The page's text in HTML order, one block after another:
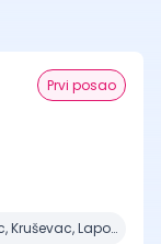
Prvi posao
Beograd, Kragujevac, Kruševac, Lapovo, Niš + 4 mesta